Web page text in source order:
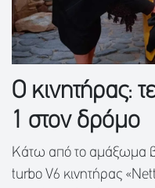
Ο κινητήρας:
1 στον δρόμο
Κάτω από το αμάξωμα
turbo V6 κινητήρας